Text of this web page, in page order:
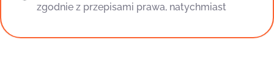
zgodnie z przepisami prawa, natychmiast